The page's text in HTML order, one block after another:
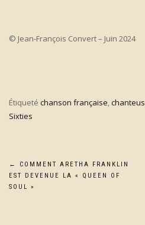
© Jean-François Convert – Juin 2024
Étiqueté chanson française,
Sixties
Navigation
de
←
COMMENT ARETHA FRANKLIN
EST DEVENUE LA « QUEEN OF
SOUL »